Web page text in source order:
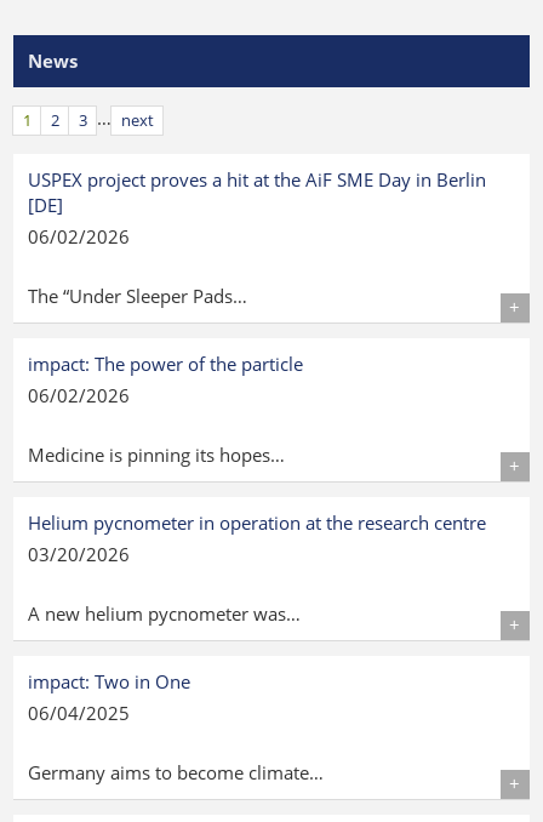
News
1 2 3 … next
USPEX project proves a hit at the AiF SME Day in Berlin
[DE]
06/02/2026
The “Under Sleeper Pads…
Details
impact: The power of the particle
06/02/2026
Medicine is pinning its hopes…
Details
Helium pycnometer in operation at the research centre
03/20/2026
A new helium pycnometer was…
Details
impact: Two in One
06/04/2025
Germany aims to become climate…
Details